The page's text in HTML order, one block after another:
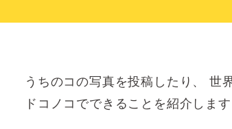
うちのコの写真を投稿したり、
世
ドコノコでできることを紹介します